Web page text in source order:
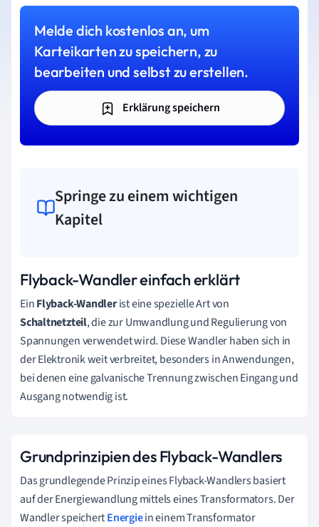
Melde dich kostenlos an, um
Karteikarten zu speichern, zu
bearbeiten und selbst zu erstellen.
Erklärung speichern
Springe zu einem wichtigen
Kapitel
Flyback-Wandler einfach erklärt
EinFlyback-Wandlerist eine spezielle Art von
Schaltnetzteil, die zur Umwandlung und Regulierung von
Spannungen verwendet wird. Diese Wandler haben sich in
der Elektronik weit verbreitet, besonders in Anwendungen,
bei denen eine galvanische Trennung zwischen Eingang und
Ausgang notwendig ist.
Grundprinzipien des Flyback-Wandlers
Das grundlegende Prinzip eines Flyback-Wandlers basiert
auf der Energiewandlung mittels eines Transformators. Der
Wandler speichertEnergiein einem Transformator